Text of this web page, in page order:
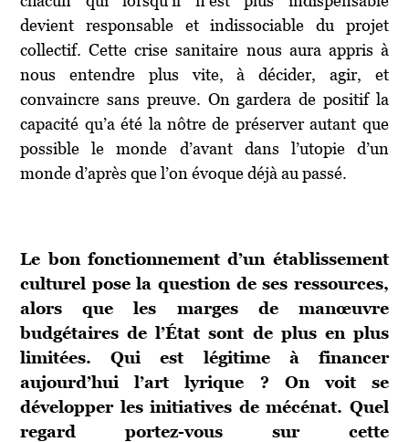
devient responsable et indissociable du projet
collectif. Cette crise sanitaire nous aura appris à
nous entendre plus vite, à décider, agir, et
convaincre sans preuve. On gardera de positif la
capacité qu’a été la nôtre de préserver autant que
possible le monde d’avant dans l’utopie d’un
monde d’après que l’on évoque déjà au passé.
Le bon fonctionnement d’un établissement
culturel pose la question de ses ressources,
alors que les marges de manœuvre
budgétaires de l’État sont de plus en plus
limitées. Qui est légitime à financer
aujourd’hui l’art lyrique ? On voit se
développer les initiatives de mécénat. Quel
regard portez-vous sur cette